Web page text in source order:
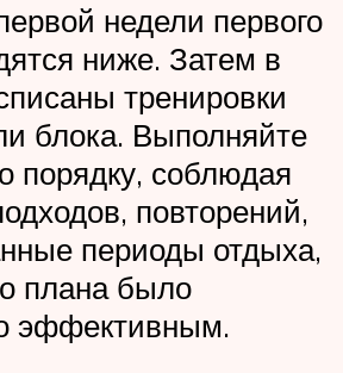
недели первого
ниже. Затем в
тренировки
блока. Выполняйте
порядку, соблюдая
повторений,
периоды отдыха,
плана было
эффективным.